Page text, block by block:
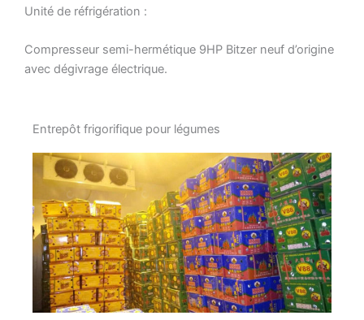
Unité de réfrigération :
Compresseur semi-hermétique 9HP Bitzer neuf d’origine
avec dégivrage électrique.
Entrepôt frigorifique pour légumes